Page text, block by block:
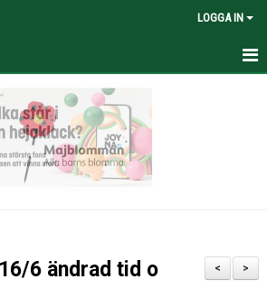
LOGGA IN
>
<
6 ändrad tid o